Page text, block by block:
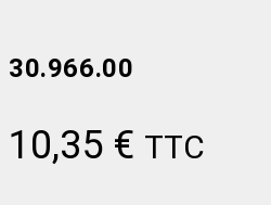
30.966.00
10,35 € TTC